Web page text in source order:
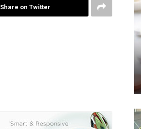
Share on Twitter